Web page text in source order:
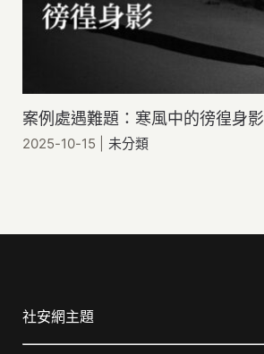
案例處遇難題：寒風中的徬徨身影
2025-10-15 未分類
社安網主題